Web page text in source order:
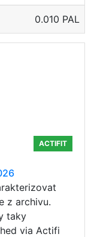
0.010 PAL
ACTIFIT
z archivu.
taky
via Actifi